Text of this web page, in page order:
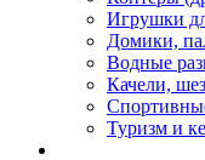
Игрушки
Домики,
Водные
Качели,
Туризм и